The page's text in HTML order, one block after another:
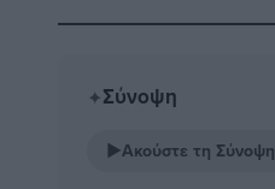
✦Σύνοψη
▶Ακούστε τη Σύνοψη